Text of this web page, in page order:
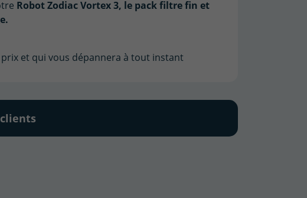
RobotZodiac Vortex 3, le pack filtre fin et
et qui vous dépannera à tout instant